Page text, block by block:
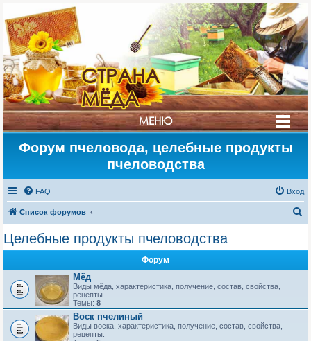
СТРАНА
МЁДА
МЕНЮ
Форум пчеловода, целебные продукты
пчеловодства
FAQ Вход
Список форумов
Целебные продукты пчеловодства
Форум
Мёд
Виды мёда, характеристика, получение, состав, свойства,
рецепты.
Темы: 8
Воск пчелиный
Виды воска, характеристика, получение, состав, свойства,
рецепты.